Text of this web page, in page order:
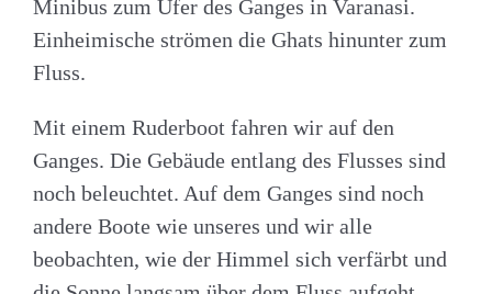
Minibus zum Ufer des Ganges in Varanasi.
Einheimische strömen die Ghats hinunter zum
Fluss.
Mit einem Ruderboot fahren wir auf den
Ganges. Die Gebäude entlang des Flusses sind
noch beleuchtet. Auf dem Ganges sind noch
andere Boote wie unseres und wir alle
beobachten, wie der Himmel sich verfärbt und